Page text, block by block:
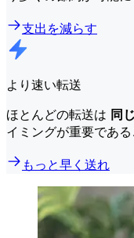
支出を減らす
より速い転送
ほとんどの転送は 同
イミングが重要である
もっと早く送れ